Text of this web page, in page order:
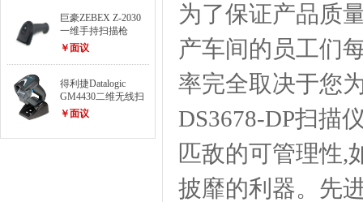
巨豪ZEBEX Z-2030
一维手持扫描枪
￥面议
得利捷Datalogic
GM4430二维无线扫
描枪
￥面议
为了保证产品质
产车间的员工们
率完全取决于您
DS3678-DP扫描
匹敌的可管理性,
披靡的利器。先